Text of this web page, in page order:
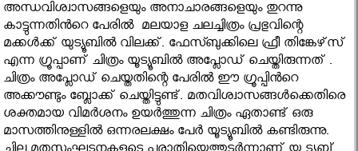
അന്ധവിശ്വാസങ്ങളെയും അനാചാരങ്ങളെയും തുറന്നു
കാട്ടുന്നതിൻറെ പേരിൽ മലയാള ചലച്ചിത്രം പ്രഭുവിന്റെ
മക്കള്‍ക്ക് യുട്യൂബില്‍ വിലക്ക്. ഫേസ്ബുക്കിലെ ഫ്രീ തിങ്കേഴ്‌സ്
എന്ന ഗ്രൂപ്പാണ് ചിത്രം യൂട്യൂബില്‍ അപ്ലോഡ് ചെയ്തിരുന്നത് .
ചിത്രം അപ്ലോഡ് ചെയ്തതിന്റെ പേരിൽ ഈ ഗ്രൂപ്പിൻറെ
അക്കൗണ്ടും ബ്ലോക്ക് ചെയ്തിട്ടുണ്ട്. മതവിശ്വാസങ്ങള്‍ക്കെതിരെ
ശക്തമായ വിമര്‍ശനം ഉയര്‍ത്തുന്ന ചിത്രം ഏതാണ്ട് ഒരു
മാസത്തിനുള്ളില്‍ ഒന്നരലക്ഷം പേര്‍ യൂട്യൂബില്‍ കണ്ടിരുന്നു.